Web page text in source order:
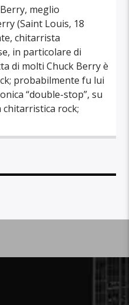
meglio
(Saint Louis, 18
chitarrista
in particolare di
di molti Chuck Berry è
probabilmente fu lui
“double-stop”, su
chitarristica rock;